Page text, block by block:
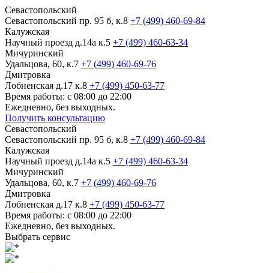
Севастопольский
Севастопольский пр. 95 б, к.8 +7 (499) 460-69-84
Калужская
Научный проезд д.14а к.5 +7 (499) 460-63-34
Мичуринский
Удальцова, 60, к.7 +7 (499) 460-69-76
Дмитровка
Лобненская д.17 к.8 +7 (499) 450-63-77
Время работы: с 08:00 до 22:00
Ежедневно, без выходных.
Получить консультацию
Севастопольский
Севастопольский пр. 95 б, к.8 +7 (499) 460-69-84
Калужская
Научный проезд д.14а к.5 +7 (499) 460-63-34
Мичуринский
Удальцова, 60, к.7 +7 (499) 460-69-76
Дмитровка
Лобненская д.17 к.8 +7 (499) 450-63-77
Время работы: с 08:00 до 22:00
Ежедневно, без выходных.
Выбрать сервис